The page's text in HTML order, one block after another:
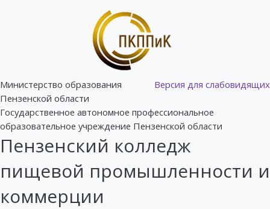
Версия для слабовидящих
Министерство образования
Пензенской области
Государственное автономное профессиональное
образовательное учреждение Пензенской области
Пензенский колледж
пищевой промышленности и
коммерции